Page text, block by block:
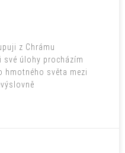
z Chrámu
své úlohy procházím
hmotného světa mezi